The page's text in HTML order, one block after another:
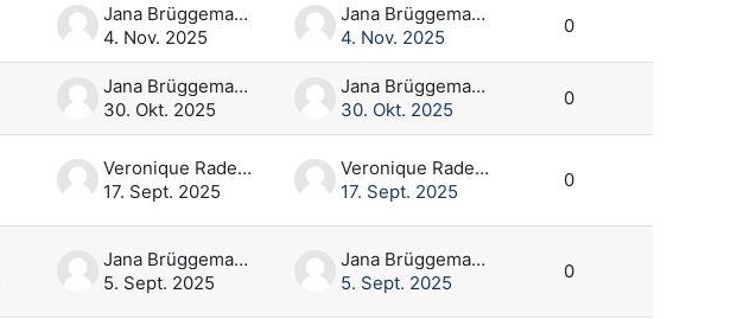
Jana Brüggemann
4. Nov. 2025
Jana Brüggemann
4. Nov. 2025
0
Jana Brüggemann
30. Okt. 2025
Jana Brüggemann
30. Okt. 2025
0
Veronique Rademacher
17. Sept. 2025
Veronique Rademacher
17. Sept. 2025
0
Jana Brüggemann
5. Sept. 2025
Jana Brüggemann
5. Sept. 2025
0